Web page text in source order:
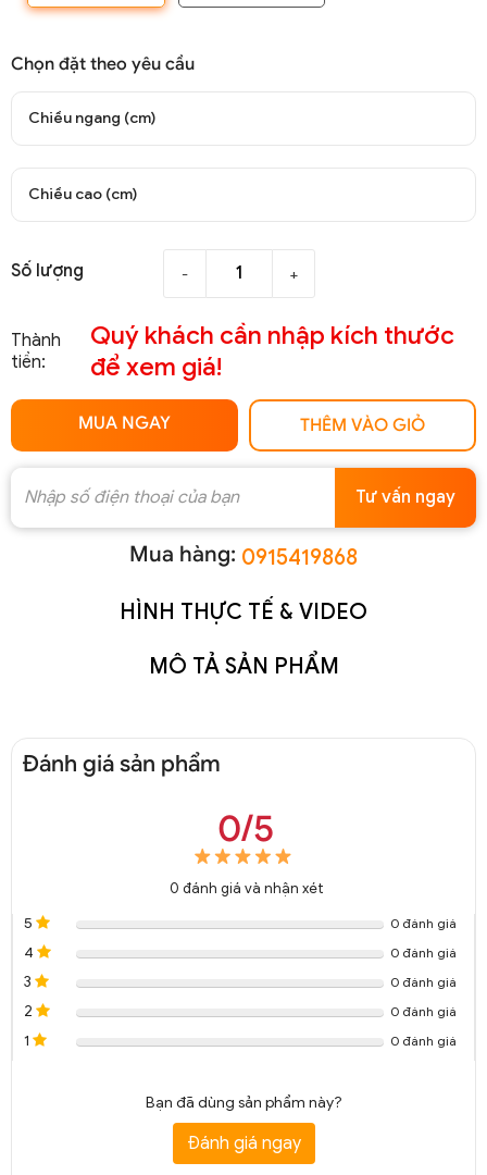
Chọn đặt theo yêu cầu
Chiều ngang (cm)
Chiều cao (cm)
Số lượng - +
Thành
tiền:
Quý khách cần nhập kích thước
để xem giá!
MUA NGAY THÊM VÀO GIỎ
Tư vấn ngay
Mua hàng: 0915419868
HÌNH THỰC TẾ & VIDEO
MÔ TẢ SẢN PHẨM
Đánh giá sản phẩm
0/5
0 đánh giá và nhận xét
5
0 đánh giá
4 0 đánh giá
3 0 đánh giá
2 0 đánh giá
1 0 đánh giá
Bạn đã dùng sản phẩm này?
Đánh giá ngay